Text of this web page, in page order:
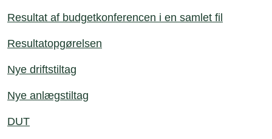
Resultat af budgetkonferencen i en samlet fil
Resultatopgørelsen
Nye driftstiltag
Nye anlægstiltag
DUT